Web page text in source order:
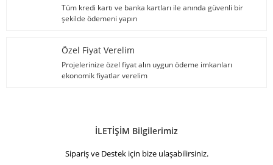
Tüm kredi kartı ve banka kartları ile anında güvenli bir
şekilde ödemeni yapın
Özel Fiyat Verelim
Projelerinize özel fiyat alın uygun ödeme imkanları
ekonomik fiyatlar verelim
İLETİŞİM Bilgilerimiz
Sipariş ve Destek için bize ulaşabilirsiniz.